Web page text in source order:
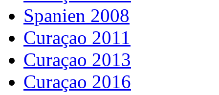
Spanien 2008
Curaçao 2011
Curaçao 2013
Curaçao 2016